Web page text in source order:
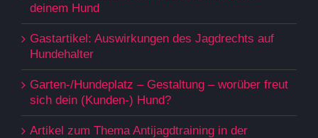
deinem Hund
Gastartikel: Auswirkungen des Jagdrechts auf
Hundehalter
Garten-/Hundeplatz – Gestaltung – worüber freut
sich dein (Kunden-) Hund?
Artikel zum Thema Antijagdtraining in der